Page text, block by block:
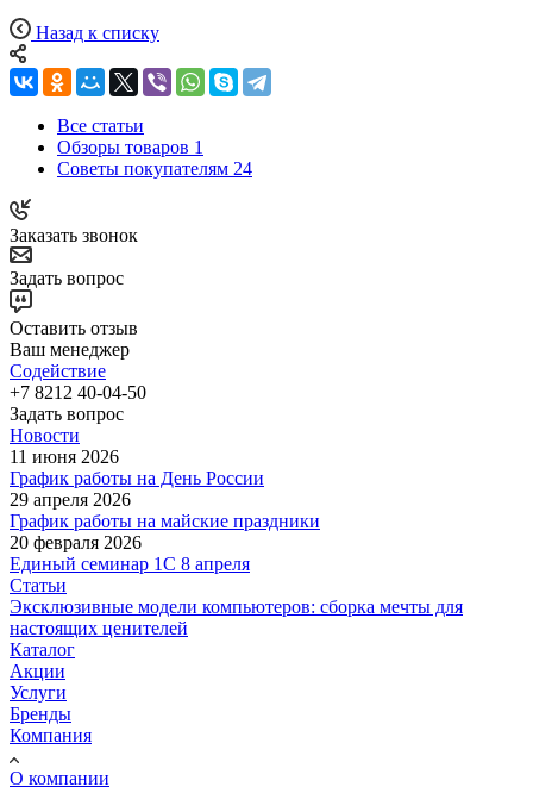
Назад к списку
Все статьи
Обзоры товаров 1
Советы покупателям 24
Заказать звонок
Задать вопрос
Оставить отзыв
Ваш менеджер
Содействие
+7 8212 40-04-50
Задать вопрос
Новости
11 июня 2026
График работы на День России
29 апреля 2026
График работы на майские праздники
20 февраля 2026
Единый семинар 1С 8 апреля
Статьи
Эксклюзивные модели компьютеров: сборка мечты для
настоящих ценителей
Каталог
Акции
Услуги
Бренды
Компания
О компании